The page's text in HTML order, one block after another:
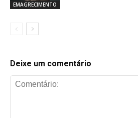
EMAGRECIMENTO
Deixe um comentário